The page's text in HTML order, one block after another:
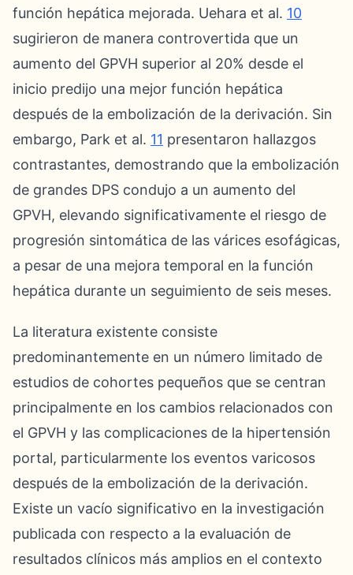
función hepática mejorada. Uehara et al. 10
sugirieron de manera controvertida que un
aumento del GPVH superior al 20% desde el
inicio predijo una mejor función hepática
después de la embolización de la derivación. Sin
embargo, Park et al. 11 presentaron hallazgos
contrastantes, demostrando que la embolización
de grandes DPS condujo a un aumento del
GPVH, elevando significativamente el riesgo de
progresión sintomática de las várices esofágicas,
a pesar de una mejora temporal en la función
hepática durante un seguimiento de seis meses.
La literatura existente consiste
predominantemente en un número limitado de
estudios de cohortes pequeños que se centran
principalmente en los cambios relacionados con
el GPVH y las complicaciones de la hipertensión
portal, particularmente los eventos varicosos
después de la embolización de la derivación.
Existe un vacío significativo en la investigación
publicada con respecto a la evaluación de
resultados clínicos más amplios en el contexto